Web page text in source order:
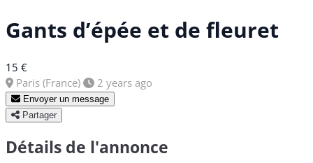
Gants d’épée et de fleuret
15 €
Paris (France)
2 years ago
Envoyer un message
Partager
Détails de l'annonce